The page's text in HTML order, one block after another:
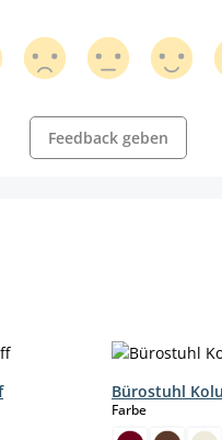
Feedback geben
Bürostuhl
Farbeauswählen